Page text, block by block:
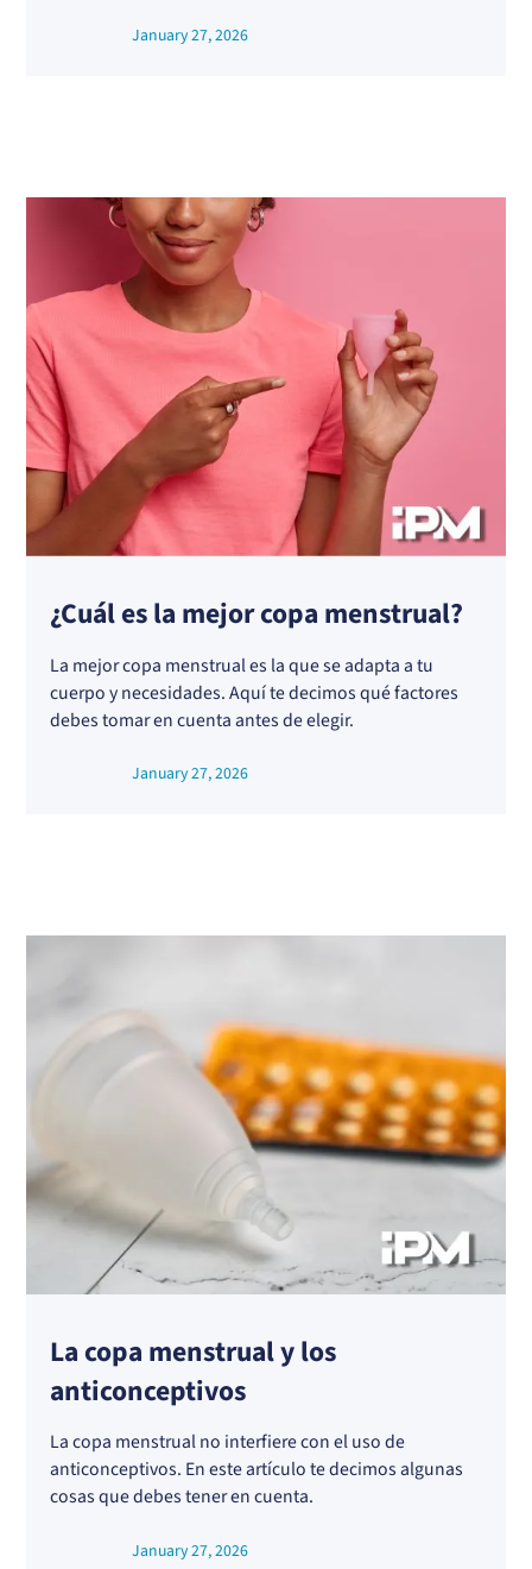
January 27, 2026
¿Cuál es la mejor copa menstrual?
La mejor copa menstrual es la que se adapta a tu
cuerpo y necesidades. Aquí te decimos qué factores
debes tomar en cuenta antes de elegir.
January 27, 2026
La copa menstrual y los
anticonceptivos
La copa menstrual no interfiere con el uso de
anticonceptivos. En este artículo te decimos algunas
cosas que debes tener en cuenta.
January 27, 2026